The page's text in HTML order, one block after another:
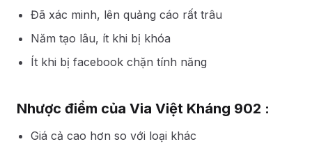
Đã xác minh, lên quảng cáo rất trâu
Năm tạo lâu, ít khi bị khóa
Ít khi bị facebook chặn tính năng
Nhược điểm của Via Việt Kháng 902 :
Giá cả cao hơn so với loại khác